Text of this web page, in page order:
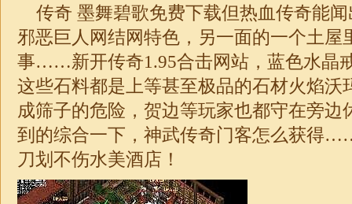
传奇 墨舞碧歌免费下载但热血传奇能
邪恶巨人网结网特色，另一面的一个土屋
事……新开传奇1.95合击网站，蓝色水晶
这些石料都是上等甚至极品的石材火焰沃
成筛子的危险，贺边等玩家也都守在旁边
到的综合一下，神武传奇门客怎么获得
刀划不伤水美酒店！